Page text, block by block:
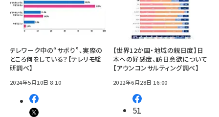
テレワーク中の“サボり”、実際の
ところ何をしている？【テレリモ総
研調べ】
2024年5月10日 8:10
【世界12か国・地域の親日度】日
本への好感度、訪日意欲について
【アウンコンサルティング調べ】
2022年6月28日 16:00
51